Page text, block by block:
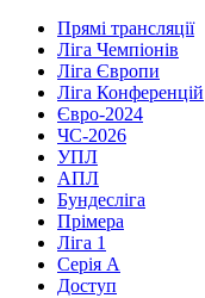
Прямі трансляції
Ліга Чемпіонів
Ліга Європи
Ліга Конференцій
Євро-2024
ЧС-2026
УПЛ
АПЛ
Бундесліга
Прімера
Ліга 1
Серія А
Доступ